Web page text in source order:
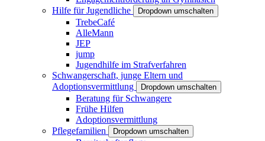
Hilfe für Jugendliche
Dropdown umschalten
TrebeCafé
AlleMann
JEP
jump
Jugendhilfe im Strafverfahren
Schwangerschaft, junge Eltern und
Adoptionsvermittlung
Dropdown umschalten
Beratung für Schwangere
Frühe Hilfen
Adoptionsvermittlung
Pflegefamilien
Dropdown umschalten